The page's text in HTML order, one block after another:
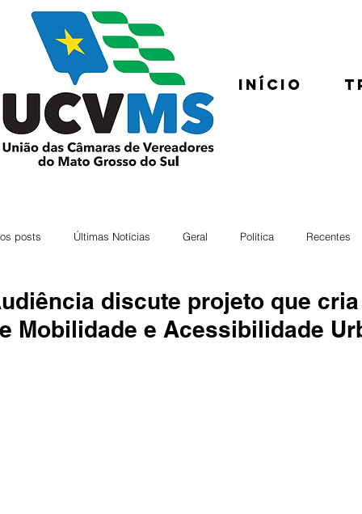
Início
posts Últimas Notícias Geral Política Recentes
discute projeto que
Mobilidade e Acessibilidade